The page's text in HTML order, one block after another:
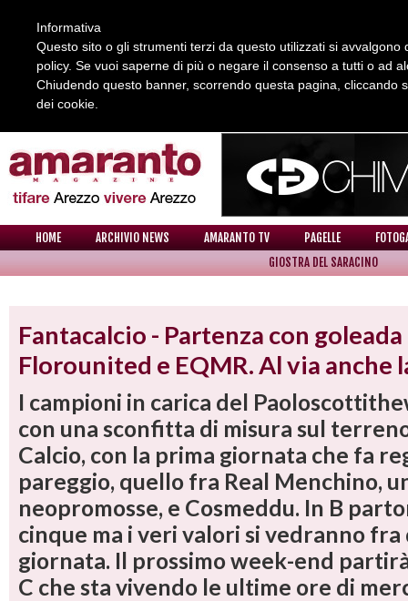
REDAZIONE COLLABORA CON NOI
HOME ARCHIVIO NEWS AMARANTO TV PAGELLE
GIOSTRA DEL SARACINO
Fantacalcio - Partenza con
Florounited e EQMR. Al via anche
I campioni in carica del
con una sconfitta di misura sul
Calcio, con la prima giornata che fa
pareggio, quello fra Real Menchino,
neopromosse, e Cosmeddu. In B
cinque ma i veri valori si vedranno fra
giornata. Il prossimo week-end
C che sta vivendo le ultime ore di
Informativa
Questo sito o gli strumenti terzi da questo utilizzati si
policy. Se vuoi saperne di più o negare il consenso a tutti o ad
Chiudendo questo banner, scorrendo questa pagina, cliccando
dei cookie.